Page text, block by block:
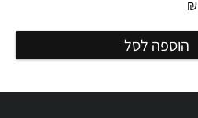
₪
הוספה לסל